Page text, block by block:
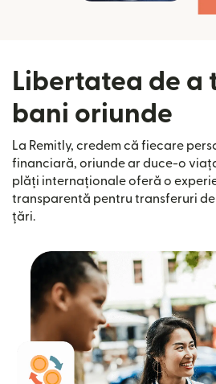
Libertatea de a
bani oriunde
La Remitly, credem că fiecare
financiară, oriunde ar duce-o
plăți internaționale oferă o
transparentă pentru transferuri de
țări.